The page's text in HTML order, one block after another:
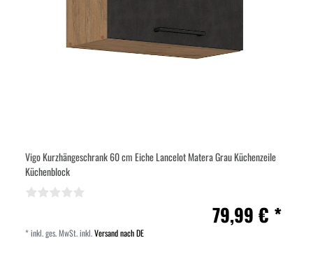
Vigo Kurzhängeschrank 60 cm Eiche Lancelot Matera Grau Küchenzeile
Küchenblock
79,99 € *
*inkl. ges. MwSt.inkl.Versand nach DE